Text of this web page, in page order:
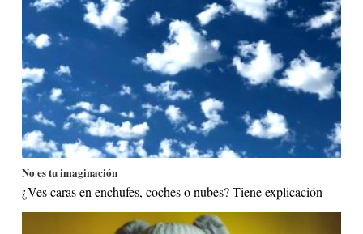
No es tu imaginación
¿Ves caras en enchufes, coches o nubes? Tiene explicación